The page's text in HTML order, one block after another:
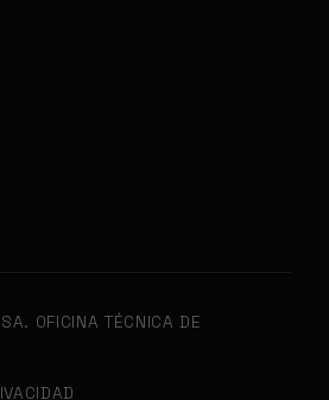
OFICINA TÉCNICA DE